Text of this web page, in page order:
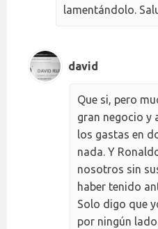
lamentándolo.
david
Que si, pero
gran negocio y
los gastas en
nada. Y
nosotros sin
haber tenido
Solo digo que
por ningún